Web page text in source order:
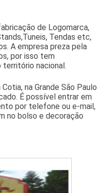
de Logomarca,
Tendas etc,
A empresa preza pela
por isso tem
nacional.
na Grande São Paulo
É possível entrar em
por telefone ou e‐mail,
no bolso e decoração